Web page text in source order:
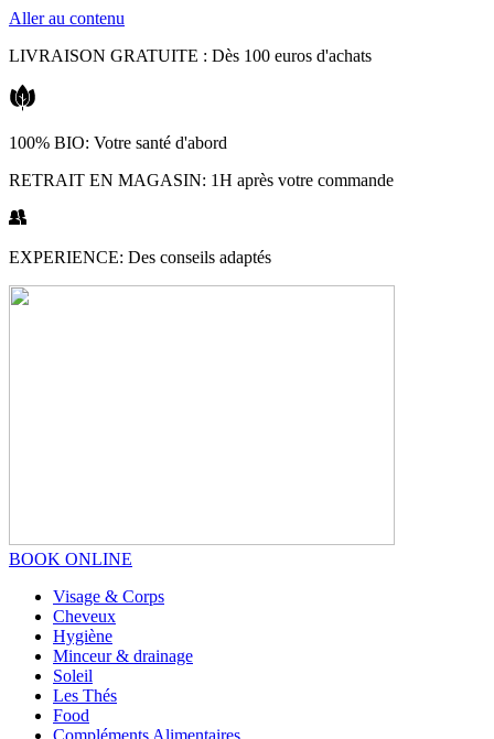
Aller au contenu
LIVRAISON GRATUITE : Dès 100 euros d'achats
100% BIO: Votre santé d'abord
RETRAIT EN MAGASIN: 1H après votre commande
EXPERIENCE: Des conseils adaptés
BOOK ONLINE
Visage & Corps
Cheveux
Hygiène
Minceur & drainage
Soleil
Les Thés
Food
Compléments Alimentaires